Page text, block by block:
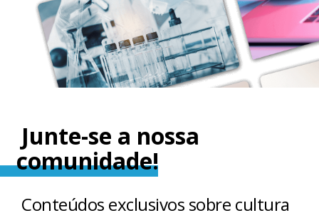
Junte-se a nossa
comunidade!
Conteúdos exclusivos sobre cultura